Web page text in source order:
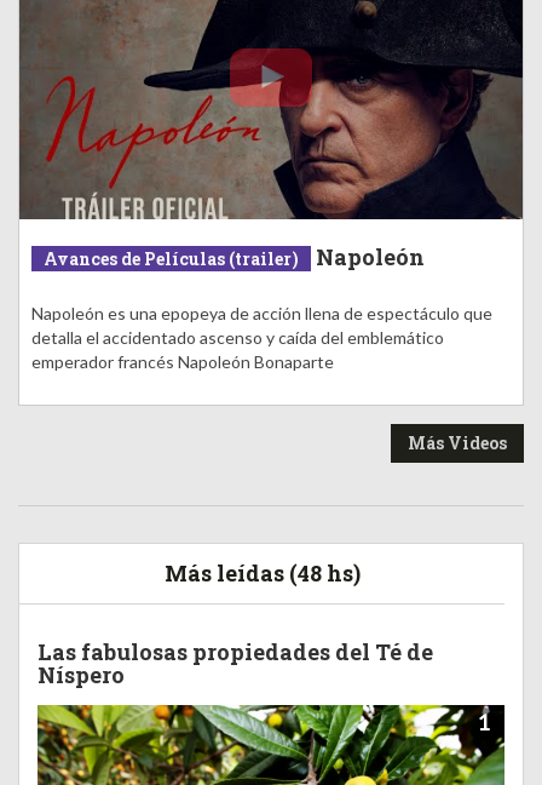
Avances de Películas (trailer) Napoleón
Napoleón es una epopeya de acción llena de espectáculo que
detalla el accidentado ascenso y caída del emblemático
emperador francés Napoleón Bonaparte
Más Videos
Más leídas (48 hs)
Las fabulosas propiedades del Té de
Níspero
1